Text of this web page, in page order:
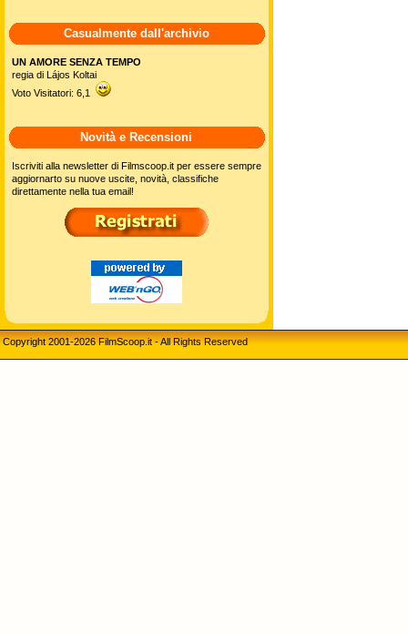
Casualmente dall'archivio
UN AMORE SENZA TEMPO
regia di Lájos Koltai
Voto Visitatori: 6,1
Novità e Recensioni
Iscriviti alla newsletter di Filmscoop.it per essere sempre
aggiornarto su nuove uscite, novità, classifiche
direttamente nella tua email!
Copyright 2001-2026 FilmScoop.it - All Rights Reserved